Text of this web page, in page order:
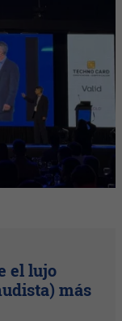
el lujo
más